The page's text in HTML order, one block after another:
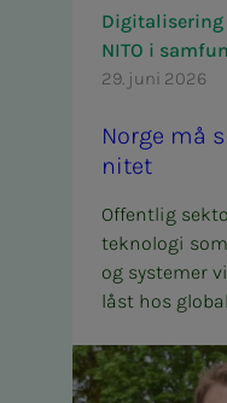
NITO i
29. juni 2026
Nor­­­ge må
ni­­­tet
Offentlig
teknologi
og systemer
låst hos